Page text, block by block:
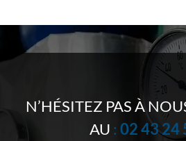
N’HÉSITEZ PAS À
AU : 02 43 24